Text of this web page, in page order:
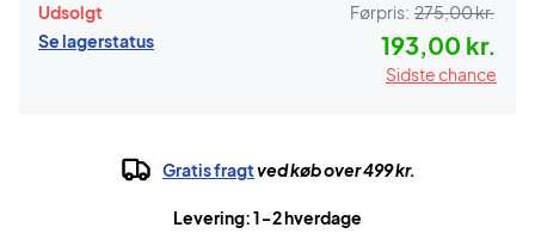
Udsolgt
Se lagerstatus
Førpris: 275,00 kr.
193,00 kr.
Sidste chance
Gratis fragtved køb over 499 kr.
Levering: 1-2 hverdage